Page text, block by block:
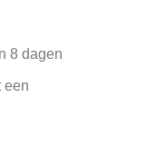
8 dagen
een